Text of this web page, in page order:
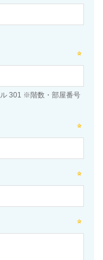
ル 301 ※階数・部屋番号